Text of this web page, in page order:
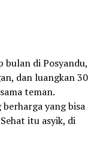
di Posyandu,
dan luangkan 30
teman.
yang bisa
itu asyik, di